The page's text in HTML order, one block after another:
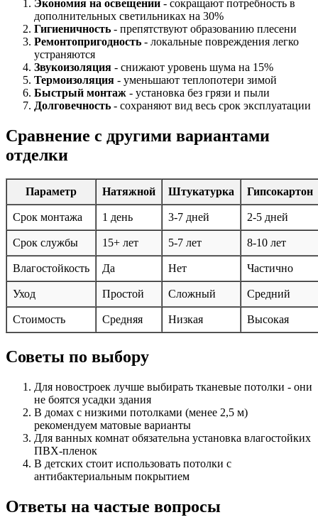
Экономия на освещении - сокращают потребность в
дополнительных светильниках на 30%
Гигиеничность - препятствуют образованию плесени
Ремонтопригодность - локальные повреждения легко
устраняются
Звукоизоляция - снижают уровень шума на 15%
Термоизоляция - уменьшают теплопотери зимой
Быстрый монтаж - установка без грязи и пыли
Долговечность - сохраняют вид весь срок эксплуатации
Сравнение с другими вариантами
отделки
Параметр Натяжной Штукатурка Гипсокартон
Срок монтажа 1 день 3-7 дней 2-5 дней
Срок службы 15+ лет 5-7 лет 8-10 лет
Влагостойкость Да Нет Частично
Уход Простой Сложный Средний
Стоимость Средняя Низкая Высокая
Советы по выбору
Для новостроек лучше выбирать тканевые потолки - они
не боятся усадки здания
В домах с низкими потолками (менее 2,5 м)
рекомендуем матовые варианты
Для ванных комнат обязательна установка влагостойких
ПВХ-пленок
В детских стоит использовать потолки с
антибактериальным покрытием
Ответы на частые вопросы